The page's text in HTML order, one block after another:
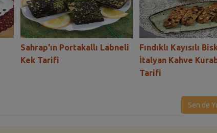
Sahrap'ın Portakallı Labneli
Kek Tarifi
Fındıklı Kayısılı
İtalyan Kahve
Tarifi
Sen de